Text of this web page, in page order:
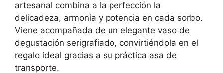
artesanal combina a la perfección la
delicadeza, armonía y potencia en cada sorbo.
Viene acompañada de un elegante vaso de
degustación serigrafiado, convirtiéndola en el
regalo ideal gracias a su práctica asa de
transporte.